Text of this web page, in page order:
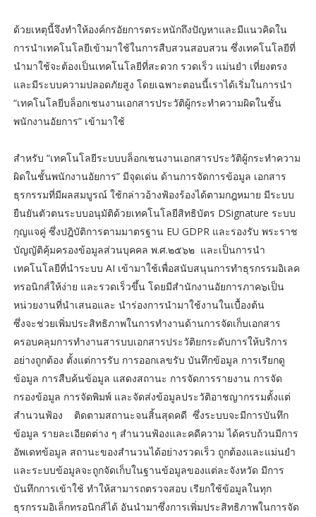
ด้วยเหตุนี้จึงทำให้องค์กรอัยการตระหนักถึงปัญหาและมีแนวคิดใน
การนำเทคโนโลยีเข้ามาใช้ในการสืบสวนสอบสวน ซึ่งเทคโนโลยีที่
นำมาใช้จะต้องเป็นเทคโนโลยีที่สะดวก รวดเร็ว แม่นยำ เที่ยงตรง
และมีระบบความปลอดภัยสูง โดยเฉพาะตอนนี้เราได้เริ่มในการนำ
“เทคโนโลยีบล็อกเชนงานเอกสารประวัติผู้กระทำความผิดในชั้น
พนักงานอัยการ” เข้ามาใช้
สำหรับ “เทคโนโลยีระบบบล็อกเชนงานเอกสารประวัติผู้กระทำความ
ผิดในชั้นพนักงานอัยการ” มีจุดเด่น ด้านการจัดการข้อมูล เอกสาร
ธุรกรรมที่มีผลสมบูรณ์ ใช้กล่าวอ้างฟ้องร้องได้ตามกฎหมาย มีระบบ
ยืนยันตัวตนระบบอนุมัติด้วยเทคโนโลยีสิทธิบัตร DSignature ระบบ
กุญแจคู่ ซึ่งปฎิบัติการตามมาตรฐาน EU GDPR และรองรับ พระราช
บัญญัติคุ้มครองข้อมูลส่วนบุคคล พ.ศ.๒๕๖๒ และเป็นการนำ
เทคโนโลยีที่นำระบบ AI เข้ามาใช้เพื่อสนับสนุนการทำธุรกรรมอิเลค
ทรอนิกส์ให้ง่าย และรวดเร็วขึ้น โดยมีสำนักงานอัยการภาค๖เป็น
หน่วยงานที่นำเสนอและ นำร่องการนำมาใช้งานในเบื้องต้น
ซึ่งจะช่วยเพิ่มประสิทธิภาพในการทำงานด้านการจัดเก็บเอกสาร
ครอบคลุมการทำงานสารบบเอกสารประวัติยกระดับการให้บริการ
อย่างถูกต้อง ตั้งแต่การรับ การออกเลขรับ บันทึกข้อมูล การเรียกดู
ข้อมูล การสืบค้นข้อมูล แสดงสถานะ การจัดการรายงาน การจัด
กรองข้อมูล การจัดพิมพ์ และจัดส่งข้อมูลประวัติอาชญากรรมตั้งแต่
สำนวนฟ้อง ติดตามสถานะจนสิ้นสุดคดี ซึ่งระบบจะมีการบันทึก
ข้อมูล รายละเอียดต่าง ๆ สำนวนฟ้องและคดีความ ได้ครบถ้วนมีการ
อัพเดทข้อมูล สถานะของสำนวนได้อย่างรวดเร็ว ถูกต้องและแม่นยำ
และระบบข้อมูลจะถูกจัดเก็บในฐานข้อมูลของแต่ละจังหวัด มีการ
บันทึกการเข้าใช้ ทำให้สามารถตรวจสอบ เรียกใช้ข้อมูลในทุก
ธุรกรรมอิเล็กทรอนิกส์ได้ อันนำมาซึ่งการเพิ่มประสิทธิภาพในการจัด